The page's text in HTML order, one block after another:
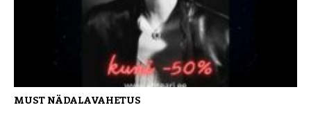
MUST NÄDALAVAHETUS